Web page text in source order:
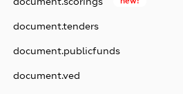
document.tenders
document.publicfunds
document.ved